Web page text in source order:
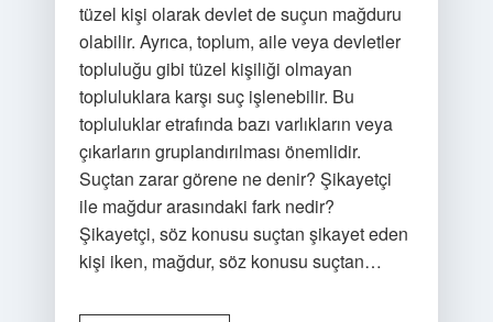
tüzel kişi olarak devlet de suçun mağduru
olabilir. Ayrıca, toplum, aile veya devletler
topluluğu gibi tüzel kişiliği olmayan
topluluklara karşı suç işlenebilir. Bu
topluluklar etrafında bazı varlıkların veya
çıkarların gruplandırılması önemlidir.
Suçtan zarar görene ne denir? Şikayetçi
ile mağdur arasındaki fark nedir?
Şikayetçi, söz konusu suçtan şikayet eden
kişi iken, mağdur, söz konusu suçtan…